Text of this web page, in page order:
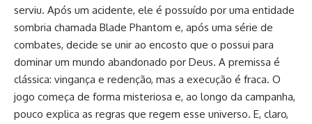
serviu. Após um acidente, ele é possuído por uma entidade
sombria chamada Blade Phantom e, após uma série de
combates, decide se unir ao encosto que o possui para
dominar um mundo abandonado por Deus. A premissa é
clássica: vingança e redenção, mas a execução é fraca. O
jogo começa de forma misteriosa e, ao longo da campanha,
pouco explica as regras que regem esse universo. E, claro,